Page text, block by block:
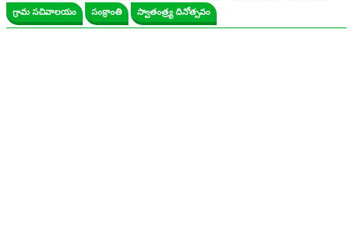
గ్రామ సచివాలయం సంక్రాంతి స్వాతంత్ర్య దినోత్సవం